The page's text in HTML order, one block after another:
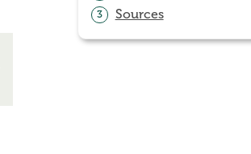
3 Sources